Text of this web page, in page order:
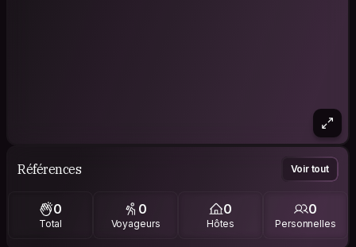
Références Voir tout
0
Total
0
Voyageurs
0
Hôtes
0
Personnelles